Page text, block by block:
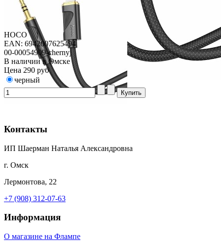
HOCO
EAN: 6942007625494
00-00054909-chernyj
В наличии в Омске
Цена 290 руб
черный
Контакты
ИП Шаерман Наталья Александровна
г. Омск
Лермонтова, 22
+7 (908) 312-07-63
Информация
О магазине на Флампе